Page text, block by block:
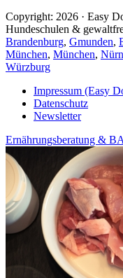
Copyright: 2026 · Easy
Hundeschulen &
Brandenburg, Gmunden,
München, München,
Würzburg
Impressum (Easy
Datenschutz
Newsletter
Ernährungsberatung &